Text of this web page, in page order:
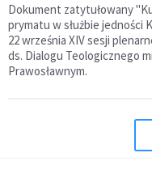
Dokument zatytułowany
prymatu w służbie jedności
22 września XIV sesji
ds. Dialogu Teologicznego
Prawosławnym.